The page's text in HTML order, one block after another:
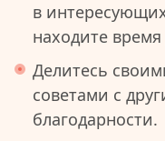
в
находите
Делитесь
советами с
благодарности.